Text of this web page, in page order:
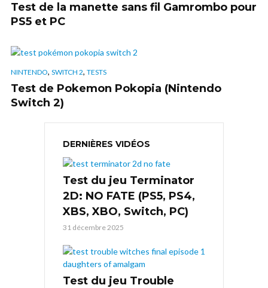
Test de la manette sans fil Gamrombo pour
PS5 et PC
NINTENDO, SWITCH 2, TESTS
Test de Pokemon Pokopia (Nintendo
Switch 2)
DERNIÈRES VIDÉOS
Test du jeu Terminator
2D: NO FATE (PS5, PS4,
XBS, XBO, Switch, PC)
31 décembre 2025
Test du jeu Trouble